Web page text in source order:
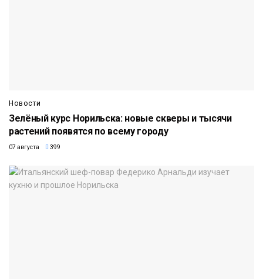
Новости
Зелёный курс Норильска: новые скверы и тысячи
растений появятся по всему городу
07 августа 399